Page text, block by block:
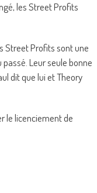
les Street Profits
Street Profits sont une
Leur seule bonne
dit que lui et Theory
le licenciement de